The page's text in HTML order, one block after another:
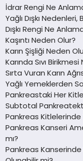
İdrar Rengi Ne
Yağlı Dışkı
Dışkı Rengi Ne
Kaşıntı Neden Olur?
Karın Şişliği Neden
Karında Sıvı
Sırta Vuran Karın
Yağlı Yemeklerden
Pankreastaki Her
Subtotal
Pankreas Kitlelerinde
Pankreas Kanseri
mı?
Pankreas